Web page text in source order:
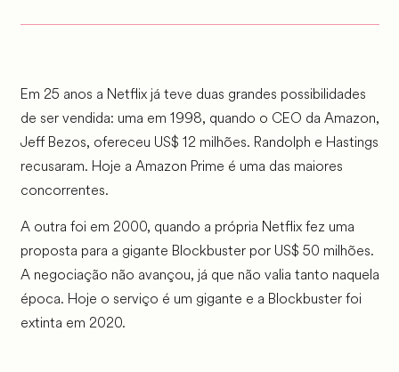
Em 25 anos a Netflix já teve duas grandes possibilidades
de ser vendida: uma em 1998, quando o CEO da Amazon,
Jeff Bezos, ofereceu US$ 12 milhões. Randolph e Hastings
recusaram. Hoje a Amazon Prime é uma das maiores
concorrentes.
A outra foi em 2000, quando a própria Netflix fez uma
proposta para a gigante Blockbuster por US$ 50 milhões.
A negociação não avançou, já que não valia tanto naquela
época. Hoje o serviço é um gigante e a Blockbuster foi
extinta em 2020.